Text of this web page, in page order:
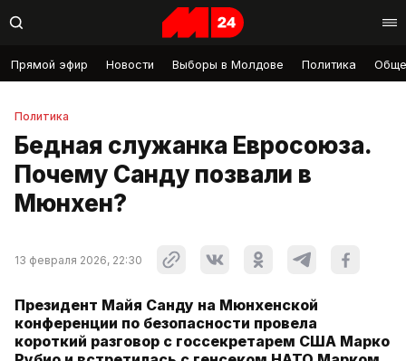
Прямой эфир Новости Выборы в Молдове Политика
Политика
Бедная служанка Евросоюза.
Почему Санду позвали в
Мюнхен?
13 февраля 2026, 22:30
Президент Майя Санду на Мюнхенской
конференции по безопасности провела
короткий разговор с госсекретарем США Марко